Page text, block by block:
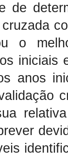
de
o
iniciais
anos